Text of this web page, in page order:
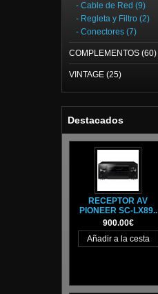
- Cable de Red (9)
- Regleta y Filtro (2)
- Conectores (7)
COMPLEMENTOS (60)
VINTAGE (25)
Destacados
RECEPTOR AV
PIONEER SC-LX89..
900.00€